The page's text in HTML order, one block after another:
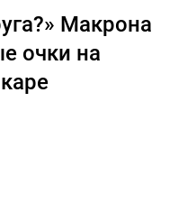
Макрона
очки на